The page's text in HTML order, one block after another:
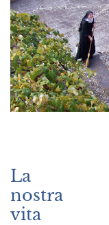
La
nostra
vita